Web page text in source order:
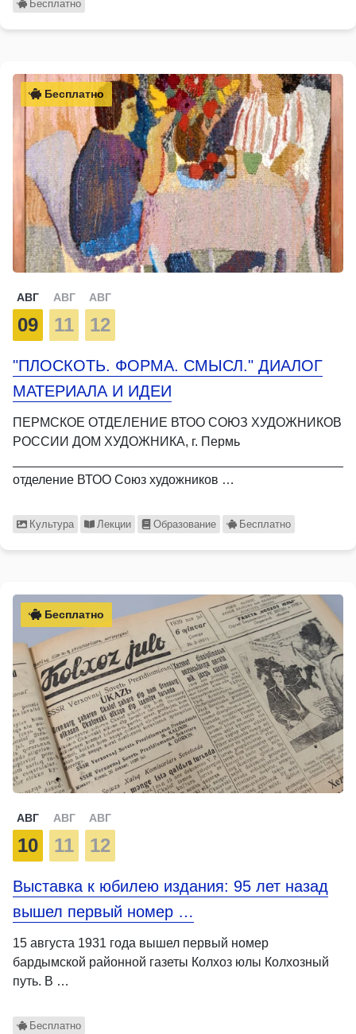
Бесплатно
Бесплатно
АВГ
09
АВГ
11
АВГ
12
"ПЛОСКОТЬ. ФОРМА. СМЫСЛ." ДИАЛОГ
МАТЕРИАЛА И ИДЕИ
ПЕРМСКОЕ ОТДЕЛЕНИЕ ВТОО СОЮЗ ХУДОЖНИКОВ
РОССИИ ДОМ ХУДОЖНИКА, г. Пермь
отделение ВТОО Союз художников …
Культура Лекции Образование Бесплатно
Бесплатно
АВГ
10
АВГ
11
АВГ
12
Выставка к юбилею издания: 95 лет назад
вышел первый номер …
15 августа 1931 года вышел первый номер
бардымской районной газеты Колхоз юлы Колхозный
путь. В …
Бесплатно